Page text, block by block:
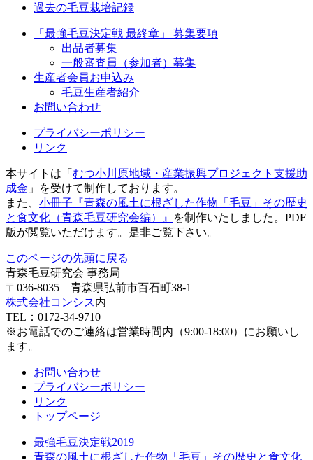
過去の毛豆栽培記録
「最強毛豆決定戦 最終章」 募集要項
出品者募集
一般審査員（参加者）募集
生産者会員お申込み
毛豆生産者紹介
お問い合わせ
プライバシーポリシー
リンク
本サイトは「 むつ小川原地域・産業振興プロジェクト支援助
成金 」を受けて制作しております。
また、 小冊子『青森の風土に根ざした作物「毛豆」その歴史
と食文化（青森毛豆研究会編）』
を制作いたしました。PDF
版が閲覧いただけます。是非ご覧下さい。
このページの先頭に戻る
青森毛豆研究会 事務局
〒036-8035 青森県弘前市百石町38-1
株式会社コンシス内
TEL：0172-34-9710
※お電話でのご連絡は営業時間内（9:00-18:00）にお願いし
ます。
お問い合わせ
プライバシーポリシー
リンク
トップページ
最強毛豆決定戦2019
青森の風土に根ざした作物「毛豆」その歴史と食文化